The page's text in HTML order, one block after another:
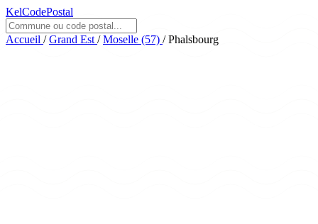
KelCodePostal
Accueil / Grand Est / Moselle (57) / Phalsbourg